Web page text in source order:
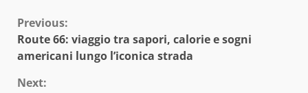
Continue
Reading
Previous:
Route 66: viaggio tra sapori, calorie e sogni
americani lungo l’iconica strada
Next: